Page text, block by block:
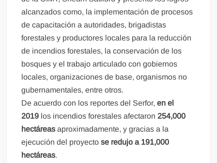
alcanzados como, la implementación de procesos
de capacitación a autoridades, brigadistas
forestales y productores locales para la reducción
de incendios forestales, la conservación de los
bosques y el trabajo articulado con gobiernos
locales, organizaciones de base, organismos no
gubernamentales, entre otros.
De acuerdo con los reportes del Serfor,en el
2019 los incendios forestales afectaron 254,000
hectáreas aproximadamente, y gracias a la
ejecución del proyectose redujo a 191,000
hectáreas.